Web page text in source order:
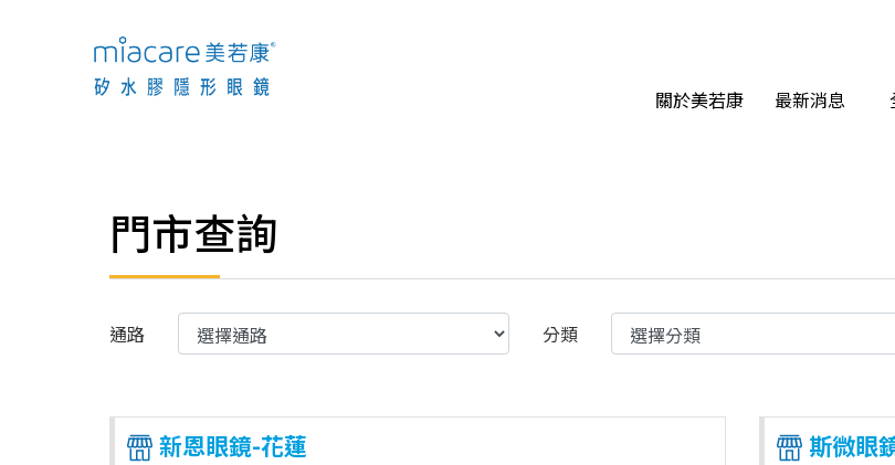
關於美若康 最新消息
門市查詢
通路 分類
新恩眼鏡-花蓮 斯微眼